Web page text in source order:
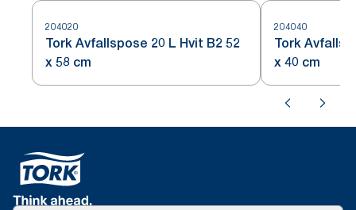
204020
Tork Avfallspose 20 L Hvit B2 52
x 58 cm
204040
Tork
x 40 cm